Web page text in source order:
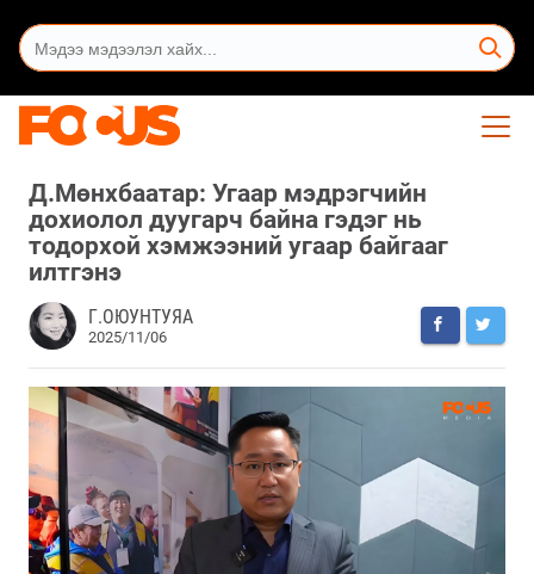
Д.Мөнхбаатар: Угаар мэдрэгчийн
дохиолол дуугарч байна гэдэг нь
тодорхой хэмжээний угаар байгааг
илтгэнэ
Г.ОЮУНТУЯА
2025/11/06